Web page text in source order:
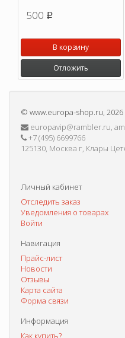
500 p
В корзину
Отложить
© www.europa-shop.ru, 2026
europavip@rambler.ru,
+7 (495) 6699766
125130, Москва г, Клары
Личный кабинет
Отследить заказ
Уведомления о товарах
Войти
Навигация
Прайс-лист
Новости
Отзывы
Карта сайта
Форма связи
Информация
Как купить?